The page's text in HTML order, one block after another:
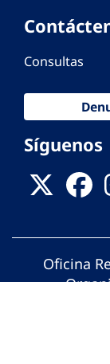
Consultas
Síguenos
Oficina